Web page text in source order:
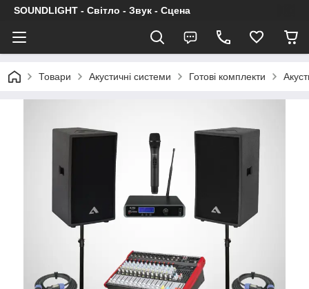
SOUNDLIGHT - Світло - Звук - Сцена
Товари Акустичні системи Готові комплекти